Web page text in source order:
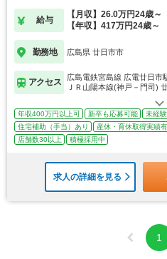
給与
【月収】26.0万円24歳～
【年収】417万円24歳～
勤務地 広島県 廿日市市
アクセス
広島電鉄宮島線 広電廿日市
ＪＲ山陽本線(神戸－門司)
年収400万円以上可 新卒も応募可能 未経
住宅補助（手当）あり
産休・育休取得実績
店舗数30以上
積極採用中
求人の詳細を見る
1